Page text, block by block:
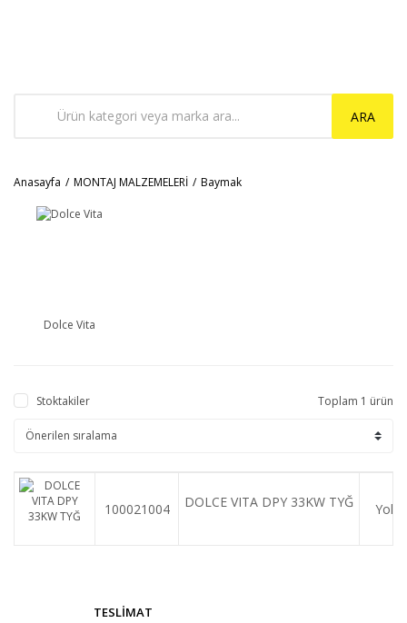
ARA
Anasayfa MONTAJ MALZEMELERİ Baymak
Dolce Vita
Stoktakiler Toplam 1 ürün
100021004 DOLCE VITA DPY 33KW TYĞ Yok
TESLİMAT